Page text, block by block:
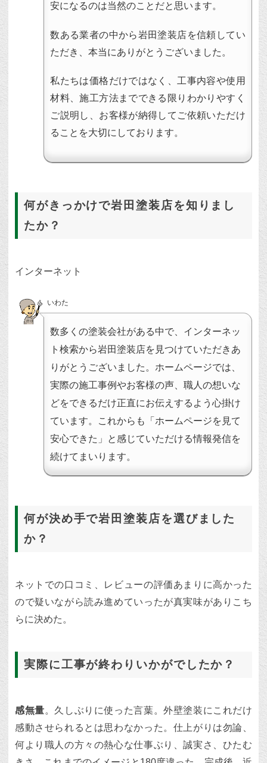
安になるのは当然のことだと思います。
数ある業者の中から岩田塗装店を信頼してい
ただき、本当にありがとうございました。
私たちは価格だけではなく、工事内容や使用
材料、施工方法までできる限りわかりやすく
ご説明し、お客様が納得してご依頼いただけ
ることを大切にしております。
何がきっかけで岩田塗装店を知りまし
たか？
インターネット
いわた
数多くの塗装会社がある中で、インターネッ
ト検索から岩田塗装店を見つけていただきあ
りがとうございました。ホームページでは、
実際の施工事例やお客様の声、職人の想いな
どをできるだけ正直にお伝えするよう心掛け
ています。これからも「ホームページを見て
安心できた」と感じていただける情報発信を
続けてまいります。
何が決め手で岩田塗装店を選びました
か？
ネットでの口コミ、レビューの評価あまりに高かった
ので疑いながら読み進めていったが真実味がありこち
らに決めた。
実際に工事が終わりいかがでしたか？
感無量。久しぶりに使った言葉。外壁塗装にこれだけ
感動させられるとは思わなかった。仕上がりは勿論、
何より職人の方々の熱心な仕事ぶり、誠実さ、ひたむ